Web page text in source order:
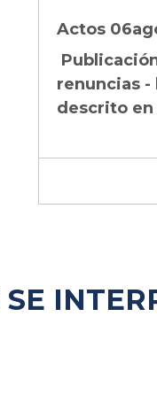
Actos
renuncias
descrito en